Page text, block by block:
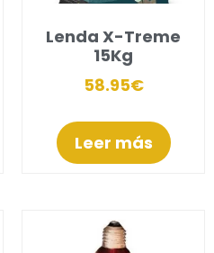
Lenda X-Treme
15Kg
58.95€
Leer más